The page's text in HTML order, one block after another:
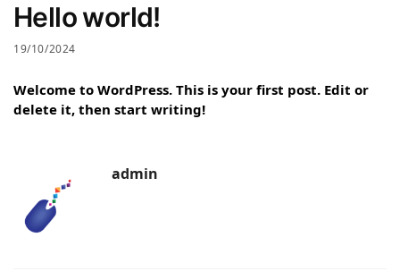
Hello world!
19/10/2024
Welcome to WordPress. This is your first post. Edit or
delete it, then start writing!
admin